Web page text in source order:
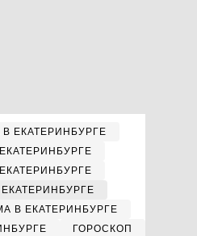
ЕКАТЕРИНБУРГЕ
В ЕКАТЕРИНБУРГЕ
ГОРОСКОП